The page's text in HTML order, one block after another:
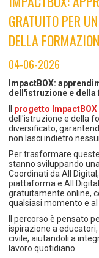
RAPPORTI UTENZA
Coordinamento
GRATUITO PER
DELLA
04-06-2026
ImpactBOX:
dell'istruzione e della
Il progetto ImpactBOX
dell'istruzione e della
diversificato,
non lasci indietro
Per trasformare
stanno sviluppando
Coordinati da All
piattaforma e All
gratuitamente online,
qualsiasi momento e
Il percorso è pensato
ispirazione a
civile, aiutandoli a
lavoro quotidiano.